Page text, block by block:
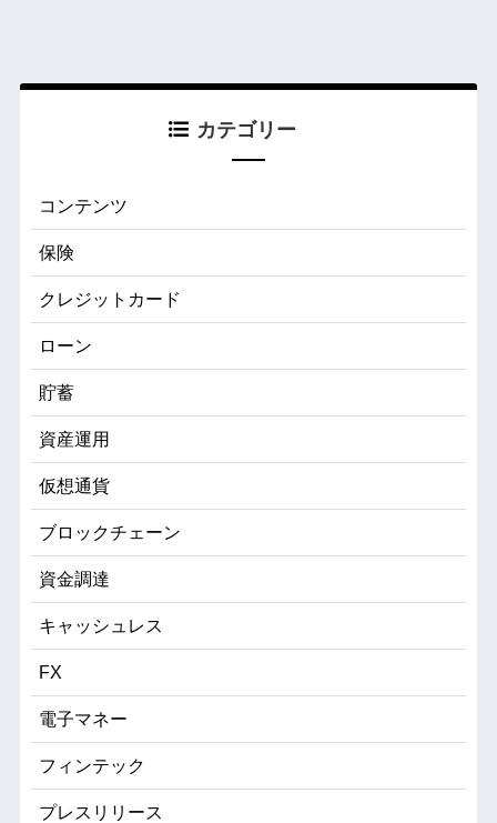
カテゴリー
コンテンツ
保険
クレジットカード
ローン
貯蓄
資産運用
仮想通貨
ブロックチェーン
資金調達
キャッシュレス
FX
電子マネー
フィンテック
プレスリリース